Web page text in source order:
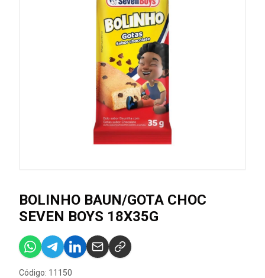
BOLINHO BAUN/GOTA CHOC
SEVEN BOYS 18X35G
Código: 11150